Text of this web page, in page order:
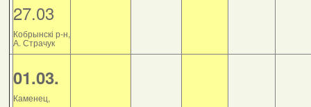
27.03
Кобрынскі р-н,
А. Страчук
01.03.
Каменец,